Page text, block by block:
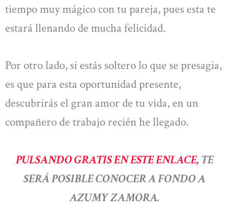
tiempo muy mágico con tu pareja, pues esta te
estará llenando de mucha felicidad.
Por otro lado, si estás soltero lo que se presagia,
es que para esta oportunidad presente,
descubrirás el gran amor de tu vida, en un
compañero de trabajo recién he llegado.
PULSANDO GRATIS EN ESTE ENLACE, TE
SERÁ POSIBLE CONOCER A FONDO A
AZUMY ZAMORA.